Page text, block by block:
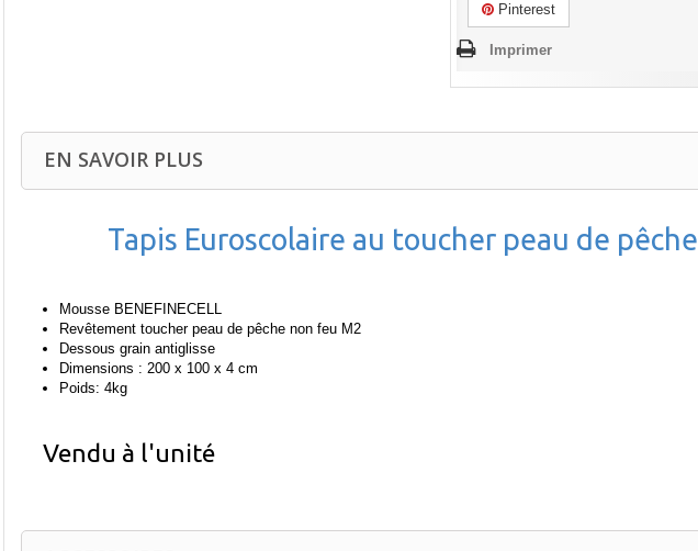
Pinterest
Imprimer
EN SAVOIR PLUS
Tapis Euroscolaire au toucher peau de pêche
Mousse BENEFINECELL
Revêtement toucher peau de pêche non feu M2
Dessous grain antiglisse
Dimensions : 200 x 100 x 4 cm
Poids: 4kg
Vendu à l'unité